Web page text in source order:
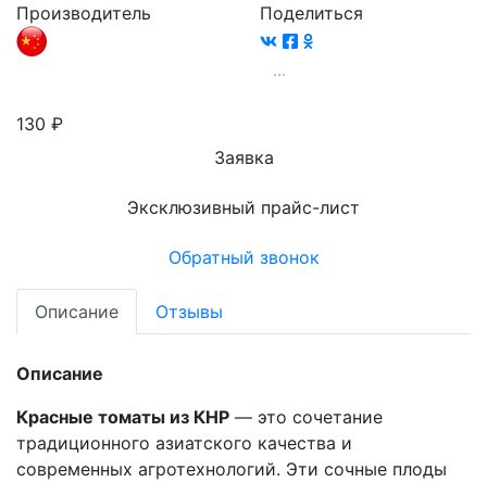
Производитель Поделиться
130 ₽
Заявка
Эксклюзивный прайс-лист
Обратный звонок
Описание Отзывы
Описание
Красные томаты из КНР — это сочетание
традиционного азиатского качества и
современных агротехнологий. Эти сочные плоды